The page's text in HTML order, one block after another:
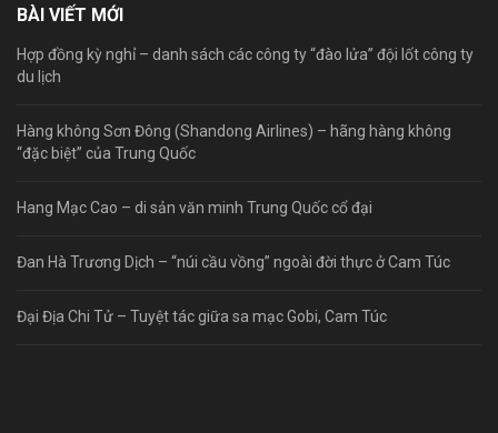
BÀI VIẾT MỚI
Hợp đồng kỳ nghỉ – danh sách các công ty “đào lửa” đội lốt công ty
du lịch
Hàng không Sơn Đông (Shandong Airlines) – hãng hàng không
“đặc biệt” của Trung Quốc
Hang Mạc Cao – di sản văn minh Trung Quốc cổ đại
Đan Hà Trương Dịch – “núi cầu vồng” ngoài đời thực ở Cam Túc
Đại Địa Chi Tử – Tuyệt tác giữa sa mạc Gobi, Cam Túc